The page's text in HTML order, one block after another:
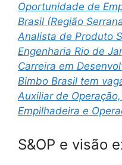
Oportunidade de
Brasil (Região
Analista de Produto
Engenharia Rio de
Carreira em
Bimbo Brasil tem
Auxiliar de
Empilhadeira e
S&OP e visão